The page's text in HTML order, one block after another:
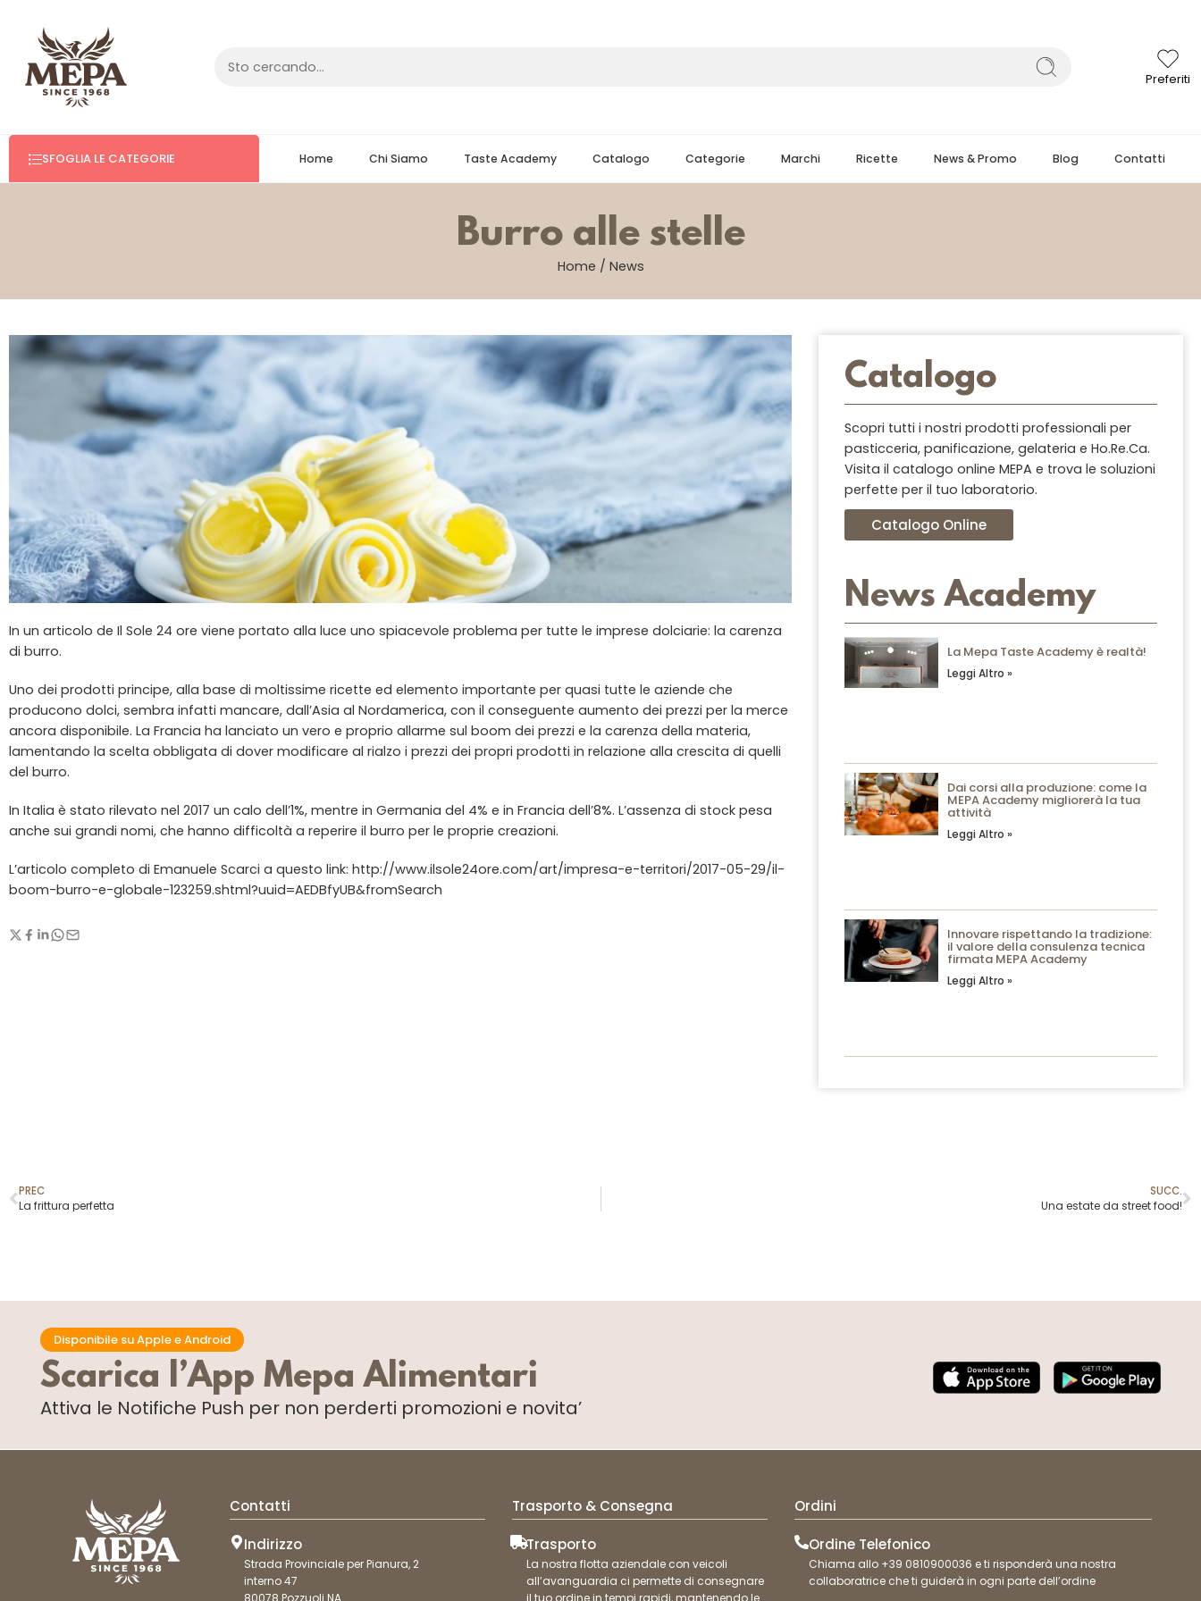
Preferiti
SFOGLIA LE CATEGORIE Home Chi Siamo Taste Academy Catalogo Categorie Marchi Ricette News & Promo Blog Contatti
Burro alle stelle
Home / News
In un articolo de Il Sole 24 ore viene portato alla luce uno spiacevole problema per tutte le imprese dolciarie: la carenza
di burro.
Uno dei prodotti principe, alla base di moltissime ricette ed elemento importante per quasi tutte le aziende che
producono dolci, sembra infatti mancare, dall’Asia al Nordamerica, con il conseguente aumento dei prezzi per la merce
ancora disponibile. La Francia ha lanciato un vero e proprio allarme sul boom dei prezzi e la carenza della materia,
lamentando la scelta obbligata di dover modificare al rialzo i prezzi dei propri prodotti in relazione alla crescita di quelli
del burro.
In Italia è stato rilevato nel 2017 un calo dell’1%, mentre in Germania del 4% e in Francia dell’8%. L’assenza di stock pesa
anche sui grandi nomi, che hanno difficoltà a reperire il burro per le proprie creazioni.
L’articolo completo di Emanuele Scarci a questo link: http://www.ilsole24ore.com/art/impresa-e-territori/2017-05-29/il-
boom-burro-e-globale-123259.shtml?uuid=AEDBfyUB&fromSearch
Catalogo
Scopri tutti i nostri prodotti professionali per
pasticceria, panificazione, gelateria e Ho.Re.Ca.
Visita il catalogo online MEPA e trova le soluzioni
perfette per il tuo laboratorio.
Catalogo Online
News Academy
La Mepa Taste Academy è realtà!
Leggi Altro »
Dai corsi alla produzione: come la
MEPA Academy migliorerà la tua
attività
Leggi Altro »
Innovare rispettando la tradizione:
il valore della consulenza tecnica
firmata MEPA Academy
Leggi Altro »
PREC
La frittura perfetta
SUCC.
Una estate da street food!
Disponibile su Apple e Android
Scarica l’App Mepa Alimentari
Attiva le Notifiche Push per non perderti promozioni e novita’
Contatti
Indirizzo
Strada Provinciale per Pianura, 2
interno 47
Trasporto & Consegna
Trasporto
La nostra flotta aziendale con veicoli
all’avanguardia ci permette di consegnare
Ordini
Ordine Telefonico
Chiama allo +39 0810900036 e ti risponderà una nostra
collaboratrice che ti guiderà in ogni parte dell’ordine